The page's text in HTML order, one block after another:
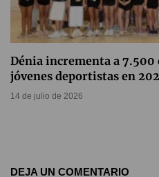
Dénia incrementa a 7.500
jóvenes deportistas en
14 de julio de 2026
DEJA UN COMENTARIO